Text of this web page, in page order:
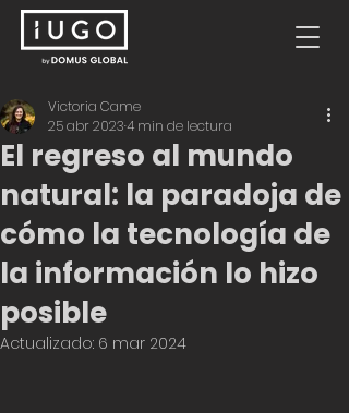
El regreso al mundo
natural: la paradoja de
cómo la tecnología de
la información lo hizo
posible
Victoria Came
25 abr 20234 min de lectura
Actualizado: 6 mar 2024